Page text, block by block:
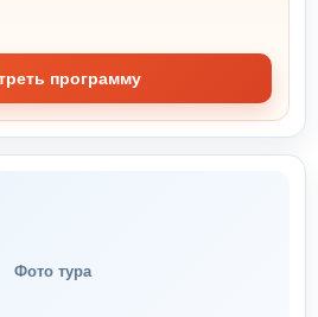
программу
Фото тура